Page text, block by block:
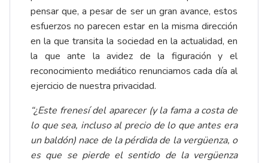
pensar que, a pesar de ser un gran avance, estos
esfuerzos no parecen estar en la misma dirección
en la que transita la sociedad en la actualidad, en
la que ante la avidez de la figuración y el
reconocimiento mediático renunciamos cada día al
ejercicio de nuestra privacidad.
“¿Este frenesí del aparecer (y la fama a costa de
lo que sea, incluso al precio de lo que antes era
un baldón) nace de la pérdida de la vergüenza, o
es que se pierde el sentido de la vergüenza